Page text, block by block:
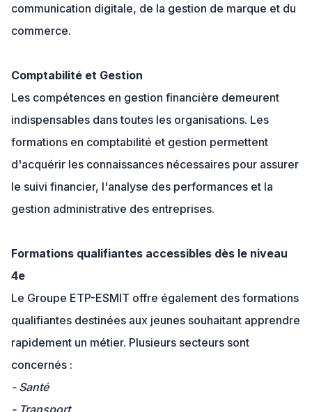
communication digitale, de la gestion de marque et du
commerce.
Comptabilité et Gestion
Les compétences en gestion financière demeurent
indispensables dans toutes les organisations. Les
formations en comptabilité et gestion permettent
d'acquérir les connaissances nécessaires pour assurer
le suivi financier, l'analyse des performances et la
gestion administrative des entreprises.
Formations qualifiantes accessibles dès le niveau
4e
Le Groupe ETP-ESMIT offre également des formations
qualifiantes destinées aux jeunes souhaitant apprendre
rapidement un métier. Plusieurs secteurs sont
concernés :
- Santé
- Transport